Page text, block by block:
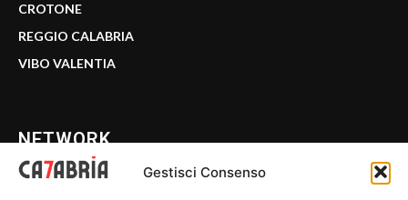
Gestisci Consenso
CROTONE
REGGIO CALABRIA
VIBO VALENTIA
NETWORK